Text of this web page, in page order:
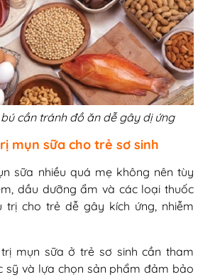
cần tránh đồ ăn dễ gây dị ứng
mụn sữa cho trẻ sơ sinh
sữa nhiều quá mẹ không nên tùy
dầu dưỡng ẩm và các loại thuốc
trị cho trẻ dễ gây kích ứng, nhiễm
mụn sữa ở trẻ sơ sinh cần tham
sỹ và lựa chọn sản phẩm đảm bảo